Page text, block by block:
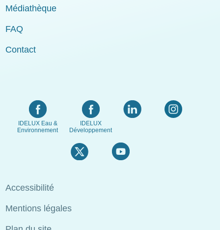
Médiathèque
FAQ
Contact
IDELUX Eau &
Environnement
IDELUX
Développement
Menu
Pied
de
Accessibilité
Mentions légales